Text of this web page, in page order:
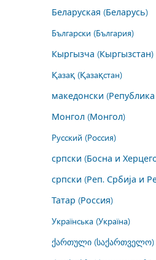
Беларуская (Беларусь)
Български (България)
Кыргызча (Кыргызстан)
Қазақ (Қазақстан)
македонски
Монгол (Монгол)
Русский (Россия)
српски (Босна и
српски (Реп. Србија и
Татар (Россия)
Українська (Україна)
ქართული (საქართველო)